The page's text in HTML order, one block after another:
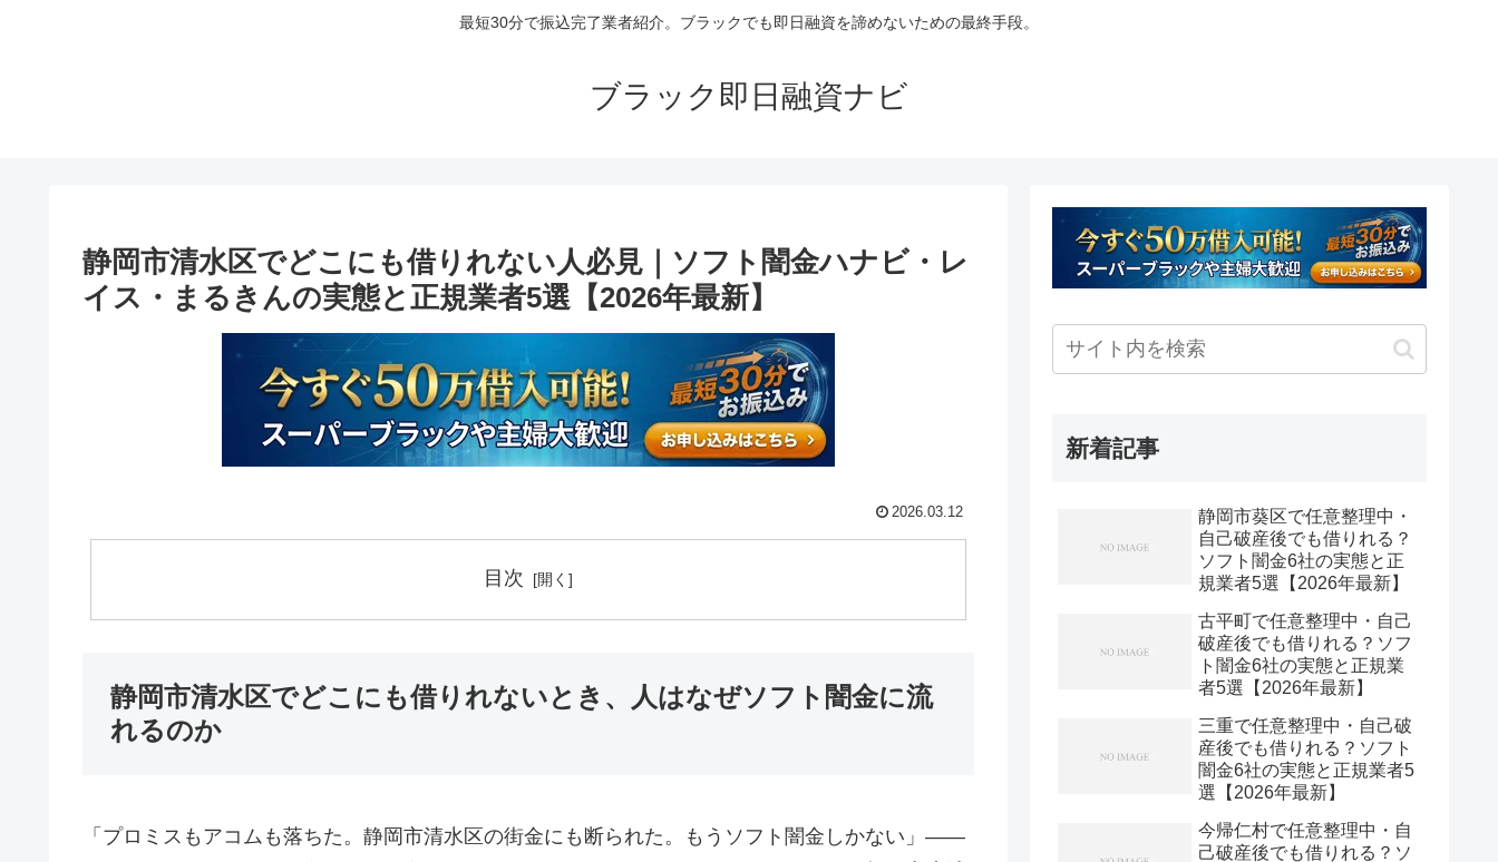
最短30分で振込完了業者紹介。ブラックでも即日融資を諦めないための最終手段。
ブラック即日融資ナビ
静岡市清水区でどこにも借りれない人必見｜ソフト闇金ハナビ・レ
イス・まるきんの実態と正規業者5選【2026年最新】
2026.03.12
目次
静岡市清水区でどこにも借りれないとき、人はなぜソフト闇金に流
れるのか
「プロミスもアコムも落ちた。静岡市清水区の街金にも断られた。もうソフト闇金しかない」——
新着記事
静岡市葵区で任意整理中・
自己破産後でも借りれる？
ソフト闇金6社の実態と正
規業者5選【2026年最新】
古平町で任意整理中・自己
破産後でも借りれる？ソフ
ト闇金6社の実態と正規業
者5選【2026年最新】
三重で任意整理中・自己破
産後でも借りれる？ソフト
闇金6社の実態と正規業者5
選【2026年最新】
今帰仁村で任意整理中・自
己破産後でも借りれる？ソ